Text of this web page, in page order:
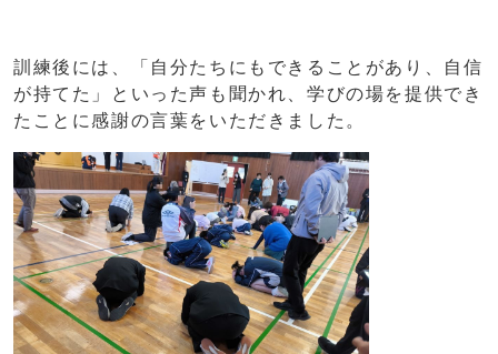
訓練後には、「自分たちにもできることがあり、自信
が持てた」といった声も聞かれ、学びの場を提供でき
たことに感謝の言葉をいただきました。